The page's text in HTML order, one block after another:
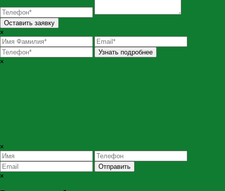
Оставить заявку
×
Узнать подробнее
×
×
Отправить
×